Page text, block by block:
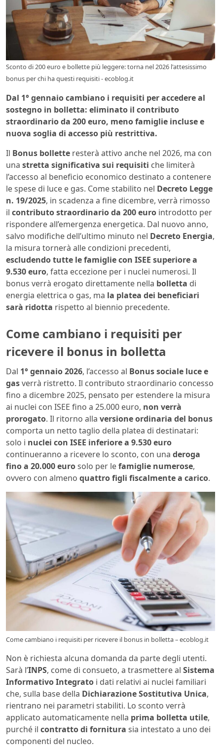
Sconto di 200 euro e bollette più leggere: torna nel 2026 l'attesissimo
bonus per chi ha questi requisiti - ecoblog.it
Dal 1° gennaio cambiano i requisiti per accedere al
sostegno in bolletta: eliminato il contributo
straordinario da 200 euro, meno famiglie incluse e
nuova soglia di accesso più restrittiva.
Il Bonus bollette resterà attivo anche nel 2026, ma con
una stretta significativa sui requisiti che limiterà
l’accesso al beneficio economico destinato a contenere
le spese di luce e gas. Come stabilito nel Decreto Legge
n. 19/2025, in scadenza a fine dicembre, verrà rimosso
il contributo straordinario da 200 euro introdotto per
rispondere all’emergenza energetica. Dal nuovo anno,
salvo modifiche dell’ultimo minuto nel Decreto Energia,
la misura tornerà alle condizioni precedenti,
escludendo tutte le famiglie con ISEE superiore a
9.530 euro, fatta eccezione per i nuclei numerosi. Il
bonus verrà erogato direttamente nella bolletta di
energia elettrica o gas, ma la platea dei beneficiari
sarà ridotta rispetto al biennio precedente.
Come cambiano i requisiti per
ricevere il bonus in bolletta
Dal 1° gennaio 2026, l’accesso al Bonus sociale luce e
gasverrà ristretto. Il contributo straordinario concesso
fino a dicembre 2025, pensato per estendere la misura
ai nuclei con ISEE fino a 25.000 euro, non verrà
prorogato. Il ritorno alla versione ordinaria del bonus
comporta un netto taglio della platea di destinatari:
solo i nuclei con ISEE inferiore a 9.530 euro
continueranno a ricevere lo sconto, con una deroga
fino a 20.000 eurosolo per lefamiglie numerose,
ovvero con almeno quattro figli fiscalmente a carico.
Come cambiano i requisiti per ricevere il bonus in bolletta – ecoblog.it
Non è richiesta alcuna domanda da parte degli utenti.
Sarà l’INPS, come di consueto, a trasmettere al Sistema
Informativo Integrato i dati relativi ai nuclei familiari
che, sulla base della Dichiarazione Sostitutiva Unica,
rientrano nei parametri stabiliti. Lo sconto verrà
applicato automaticamente nella prima bolletta utile,
purché il contratto di fornitura sia intestato a uno dei
componenti del nucleo.